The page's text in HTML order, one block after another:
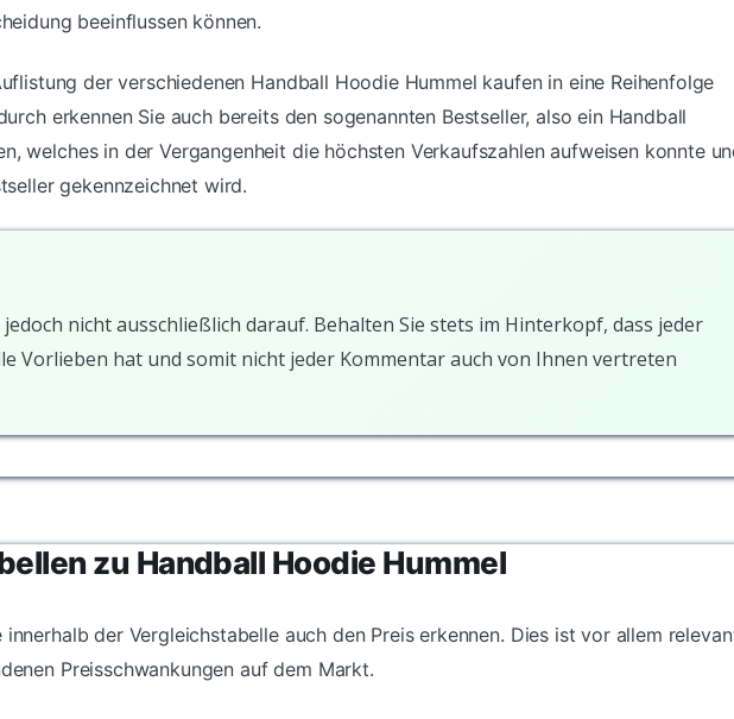
beeinflussen können.
der verschiedenen Handball Hoodie Hummel kaufen in eine Reihenfolge
erkennen Sie auch bereits den sogenannten Bestseller, also ein Handball
welches in der Vergangenheit die höchsten Verkaufszahlen aufweisen konnte
gekennzeichnet wird.
jedoch nicht ausschließlich darauf. Behalten Sie stets im Hinterkopf, dass jeder
Vorlieben hat und somit nicht jeder Kommentar auch von Ihnen vertreten
zu Handball Hoodie Hummel
innerhalb der Vergleichstabelle auch den Preis erkennen. Dies ist vor allem
Preisschwankungen auf dem Markt.